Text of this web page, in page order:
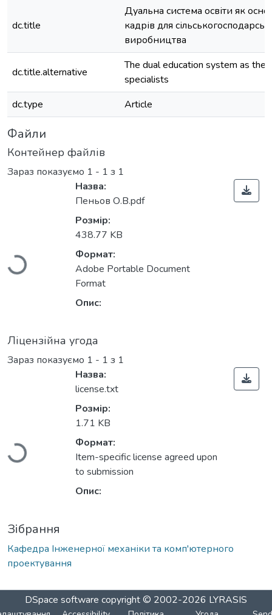
dc.title
Дуальна система освіти як
кадрів для
виробництва
dc.title.alternative
The dual education system as the
specialists
dc.type
Article
Файли
Контейнер файлів
Зараз показуємо 1 - 1 з 1
Вантажиться...
Назва:
Пеньов О.В.pdf
Розмір:
438.77 KB
Формат:
Adobe Portable Document
Format
Опис:
Ліцензійна угода
Зараз показуємо 1 - 1 з 1
Вантажиться...
Назва:
license.txt
Розмір:
1.71 KB
Формат:
Item-specific license agreed upon
to submission
Опис:
Зібрання
Кафедра Інженерної механіки та комп'ютерного
проектування
DSpace software copyright © 2002-2026 LYRASIS